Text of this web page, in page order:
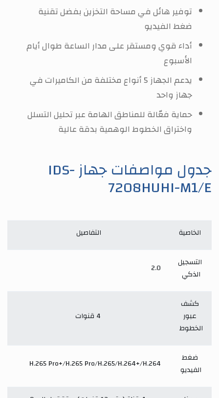
توفير هائل في مساحة التخزين بفضل تقنية
ضغط الفيديو
أداء قوي ومستقر على مدار الساعة طوال أيام
الأسبوع
يدعم الجهاز 5 أنواع مختلفة من الكاميرات في
جهاز واحد
حماية فعّالة للمناطق الهامة عبر تحليل التسلل
واختراق الخطوط الوهمية بدقة عالية
جدول مواصفات جهاز IDS-
7208HUHI-M1/E
التفاصيل الخاصية
2.0
التسجيل
الذكي
4 قنوات
كشف
عبور
الخطوط
H.265 Pro+/H.265 Pro/H.265/H.264+/H.264
ضغط
الفيديو